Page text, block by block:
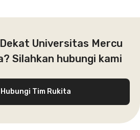
Universitas Mercu
Silahkan hubungi kami
Hubungi Tim Rukita